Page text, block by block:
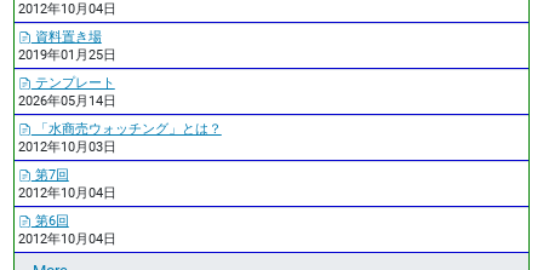
2012年10月04日
資料置き場
2019年01月25日
テンプレート
2026年05月14日
「水商売ウォッチング」とは？
2012年10月03日
第7回
2012年10月04日
第6回
2012年10月04日